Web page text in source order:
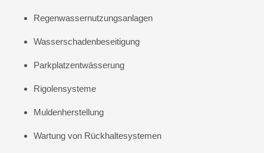
Regenwassernutzungsanlagen
Wasserschadenbeseitigung
Parkplatzentwässerung
Rigolensysteme
Muldenherstellung
Wartung von Rückhaltesystemen